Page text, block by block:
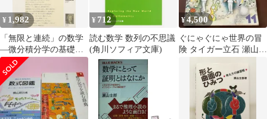
¥ 1,982
「無限と連続」の数学
―微分積分学の基礎理
論案内―
¥ 712
読む数学 数列の不思議
(角川ソフィア文庫)
¥4,500
ぐにゃぐにゃ世界の冒
険 タイガー立石 瀬山士